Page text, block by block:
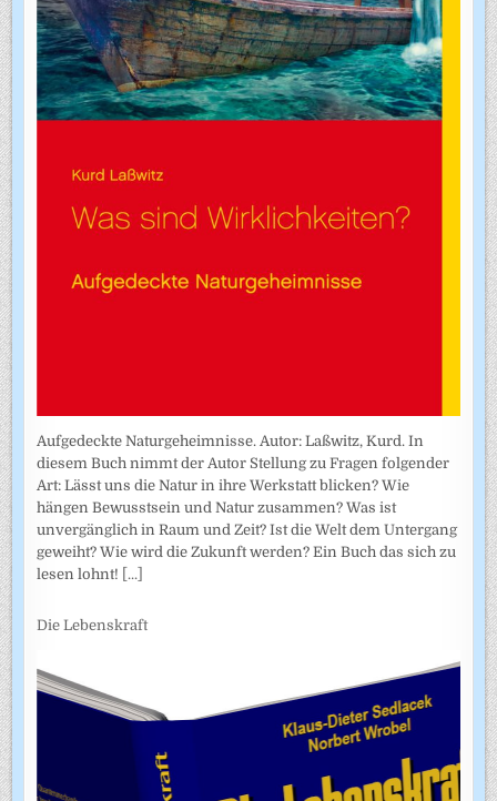
Aufgedeckte Naturgeheimnisse. Autor: Laßwitz, Kurd. In
diesem Buch nimmt der Autor Stellung zu Fragen folgender
Art: Lässt uns die Natur in ihre Werkstatt blicken? Wie
hängen Bewusstsein und Natur zusammen? Was ist
unvergänglich in Raum und Zeit? Ist die Welt dem Untergang
geweiht? Wie wird die Zukunft werden? Ein Buch das sich zu
lesen lohnt! [...]
Die Lebenskraft